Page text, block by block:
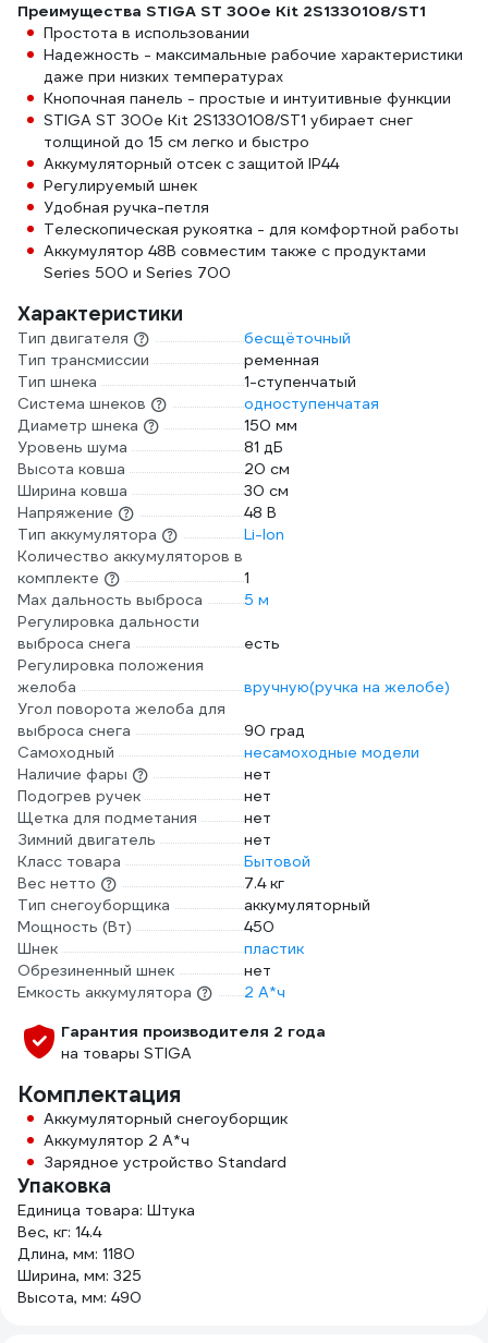
Преимущества STIGA ST 300e Kit 2S1330108/ST1
Простота в использовании
Надежность - максимальные рабочие характеристики
даже при низких температурах
Кнопочная панель - простые и интуитивные функции
STIGA ST 300e Kit 2S1330108/ST1 убирает снег
толщиной до 15 см легко и быстро
Аккумуляторный отсек с защитой IP44
Регулируемый шнек
Удобная ручка-петля
Телескопическая рукоятка - для комфортной работы
Аккумулятор 48В совместим также с продуктами
Series 500 и Series 700
Характеристики
Тип двигателя
бесщёточный
Тип трансмиссии
ременная
Тип шнека
1-ступенчатый
Система шнеков
одноступенчатая
Диаметр шнека
150 мм
Уровень шума
81 дБ
Высота ковша
20 см
Ширина ковша
30 см
Напряжение
48 В
Тип аккумулятора
Li-Ion
Количество аккумуляторов в
комплекте
1
Max дальность выброса
5 м
Регулировка дальности
выброса снега
есть
Регулировка положения
желоба
вручную(ручка на желобе)
Угол поворота желоба для
выброса снега
90 град
Самоходный
несамоходные модели
Наличие фары
нет
Подогрев ручек
нет
Щетка для подметания
нет
Зимний двигатель
нет
Класс товара
Бытовой
Вес нетто
7.4 кг
Тип снегоуборщика
аккумуляторный
Мощность (Вт)
450
Шнек
пластик
Обрезиненный шнек
нет
Емкость аккумулятора
2 А*ч
Гарантия производителя 2 года
на товары STIGA
Комплектация
Аккумуляторный снегоуборщик
Аккумулятор 2 А*ч
Зарядное устройство Standard
Упаковка
Единица товара: Штука
Вес, кг: 14.4
Длина, мм: 1180
Ширина, мм: 325
Высота, мм: 490